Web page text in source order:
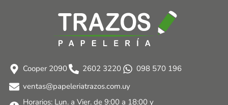
Cooper 2090 2602 3220
098 570 196
ventas@papeleriatrazos.com.uy
Horarios: Lun. a Vier. de 9:00 a 18:00 y